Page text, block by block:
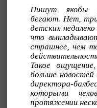
Пишут якобы
бегают. Нет,
детских
что
страшнее, чем
Такое
больше
директора-
которыми
протяжении